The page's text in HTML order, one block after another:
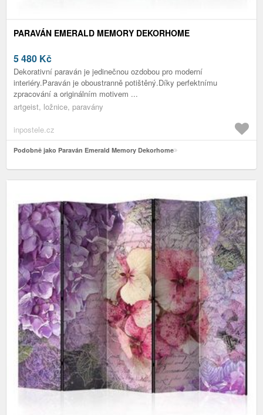
PARAVÁN EMERALD MEMORY DEKORHOME
5 480 Kč
Dekorativní paraván je jedinečnou ozdobou pro moderní
interiéry.Paraván je oboustranně potištěný.Díky perfektnímu
zpracování a originálním motivem ...
artgeist, ložnice, paravány
inpostele.cz
Podobně jako Paraván Emerald Memory Dekorhome